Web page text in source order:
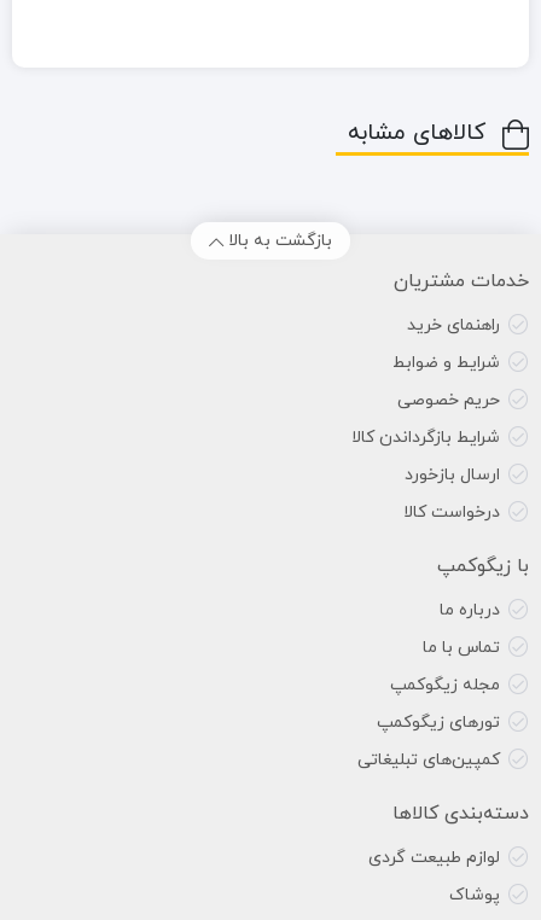
کالاهای مشابه
بازگشت به بالا
خدمات مشتریان
راهنمای خرید
شرایط و ضوابط
حریم خصوصی
شرایط بازگرداندن کالا
ارسال بازخورد
درخواست کالا
با زیگوکمپ
درباره ما
تماس با ما
مجله زیگوکمپ
تورهای زیگوکمپ
کمپین‌های تبلیغاتی
دسته‌بندی کالاها
لوازم طبیعت گردی
پوشاک